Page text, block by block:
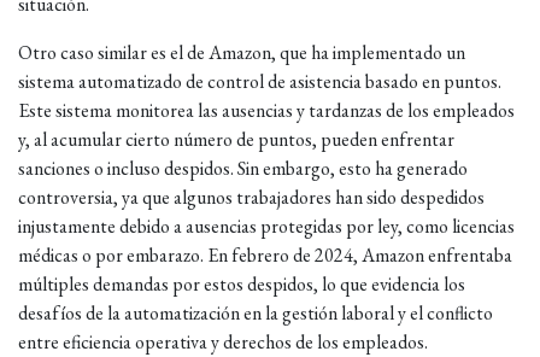
Otro caso similar es el de Amazon, que ha implementado un
sistema automatizado de control de asistencia basado en puntos.
Este sistema monitorea las ausencias y tardanzas de los empleados
y, al acumular cierto número de puntos, pueden enfrentar
sanciones o incluso despidos. Sin embargo, esto ha generado
controversia, ya que algunos trabajadores han sido despedidos
injustamente debido a ausencias protegidas por ley, como licencias
médicas o por embarazo. En febrero de 2024, Amazon enfrentaba
múltiples demandas por estos despidos, lo que evidencia los
desafíos de la automatización en la gestión laboral y el conflicto
entre eficiencia operativa y derechos de los empleados.